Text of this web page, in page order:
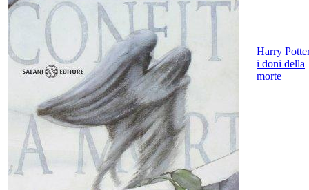
Harry
i doni della
morte